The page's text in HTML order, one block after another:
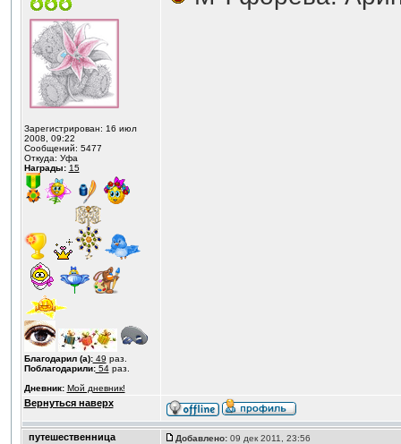
Зарегистрирован: 16 июл
2008, 09:22
Сообщений: 5477
Откуда: Уфа
Награды: 15
Благодарил (а):49 раз.
Поблагодарили:54раз.
Дневник: Мой дневник!
Вернуться наверх
путешественница Добавлено:09 дек 2011, 23:56